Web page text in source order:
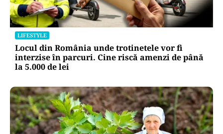
LIFESTYLE
Locul din România unde trotinetele vor fi
interzise în parcuri. Cine riscă amenzi de până
la 5.000 de lei